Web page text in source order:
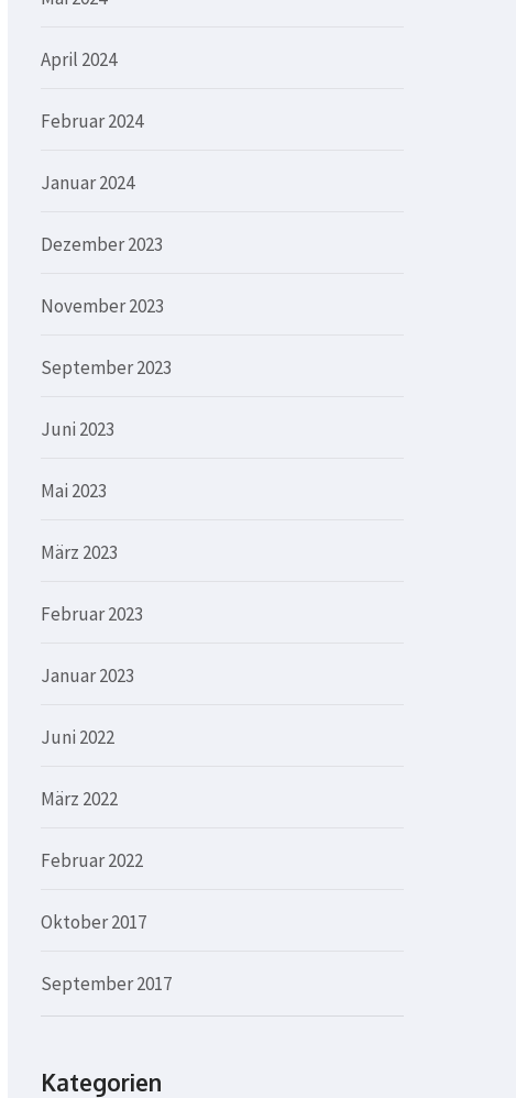
April 2024
Februar 2024
Januar 2024
Dezember 2023
November 2023
September 2023
Juni 2023
Mai 2023
März 2023
Februar 2023
Januar 2023
Juni 2022
März 2022
Februar 2022
Oktober 2017
September 2017
Kategorien